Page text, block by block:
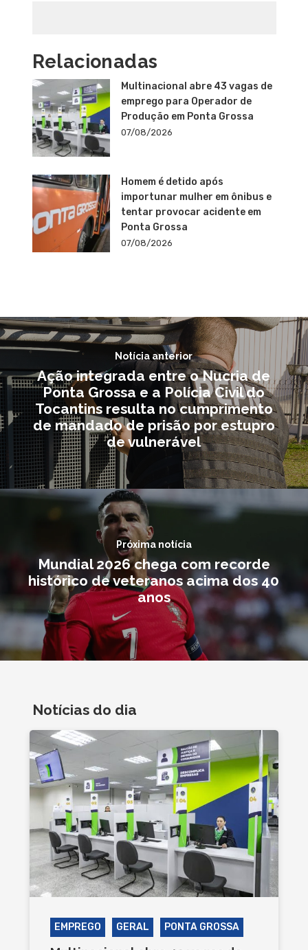
Relacionadas
Multinacional abre 43 vagas de
emprego para Operador de
Produção em Ponta Grossa
07/08/2026
Homem é detido após
importunar mulher em ônibus e
tentar provocar acidente em
Ponta Grossa
07/08/2026
Notícia anterior
Ação integrada entre o Nucria de
Ponta Grossa e a Polícia Civil do
Tocantins resulta no cumprimento
de mandado de prisão por estupro
de vulnerável
Próxima notícia
Mundial 2026 chega com recorde
histórico de veteranos acima dos 40
anos
Notícias do dia
EMPREGO GERAL PONTA GROSSA